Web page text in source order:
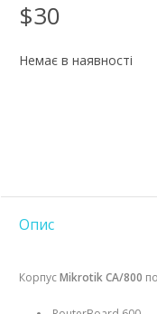
$30
Немає в наявності
Опис
КорпусMikrotik CA/800